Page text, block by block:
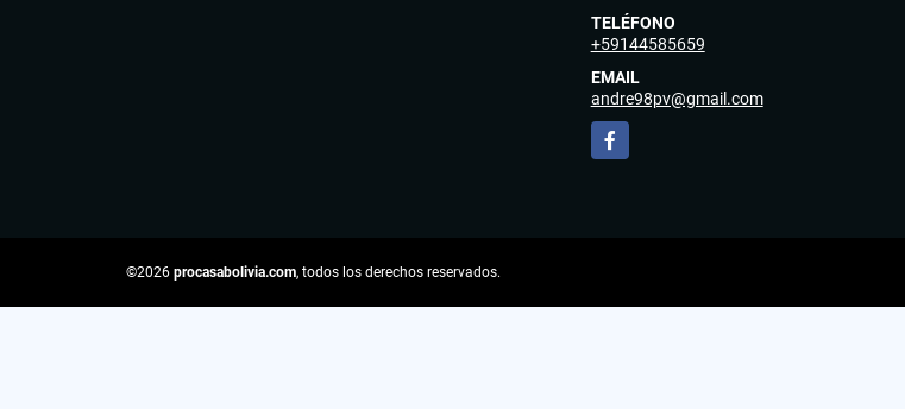
TELÉFONO
+59144585659
EMAIL
andre98pv@gmail.com
Facebook
©2026 procasabolivia.com, todos los derechos reservados.